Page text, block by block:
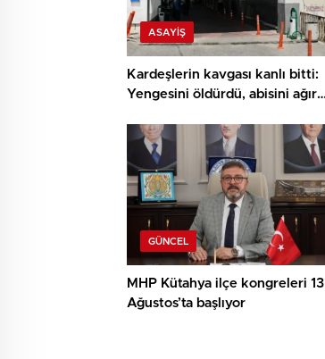
ASAYIŞ
Kardeşlerin kavgası kanlı bitti:
Yengesini öldürdü, abisini ağır
GÜNCEL
MHP Kütahya ilçe kongreleri 13
Ağustos’ta başlıyor